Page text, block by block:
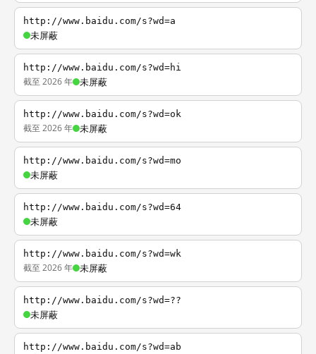
http://www.baidu.com/s?wd=a
未屏蔽
http://www.baidu.com/s?wd=hi
截至 2026 年 未屏蔽
http://www.baidu.com/s?wd=ok
截至 2026 年 未屏蔽
http://www.baidu.com/s?wd=mo
未屏蔽
http://www.baidu.com/s?wd=64
未屏蔽
http://www.baidu.com/s?wd=wk
截至 2026 年 未屏蔽
http://www.baidu.com/s?wd=??
未屏蔽
http://www.baidu.com/s?wd=ab